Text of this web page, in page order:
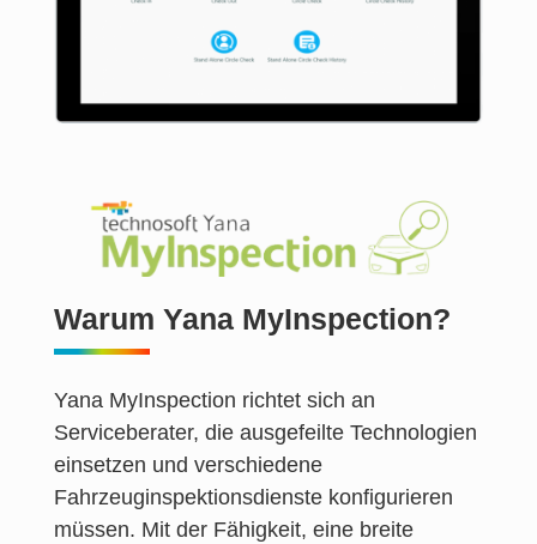
Warum Yana MyInspection?
Yana MyInspection richtet sich an
Serviceberater, die ausgefeilte Technologien
einsetzen und verschiedene
Fahrzeuginspektionsdienste konfigurieren
müssen. Mit der Fähigkeit, eine breite